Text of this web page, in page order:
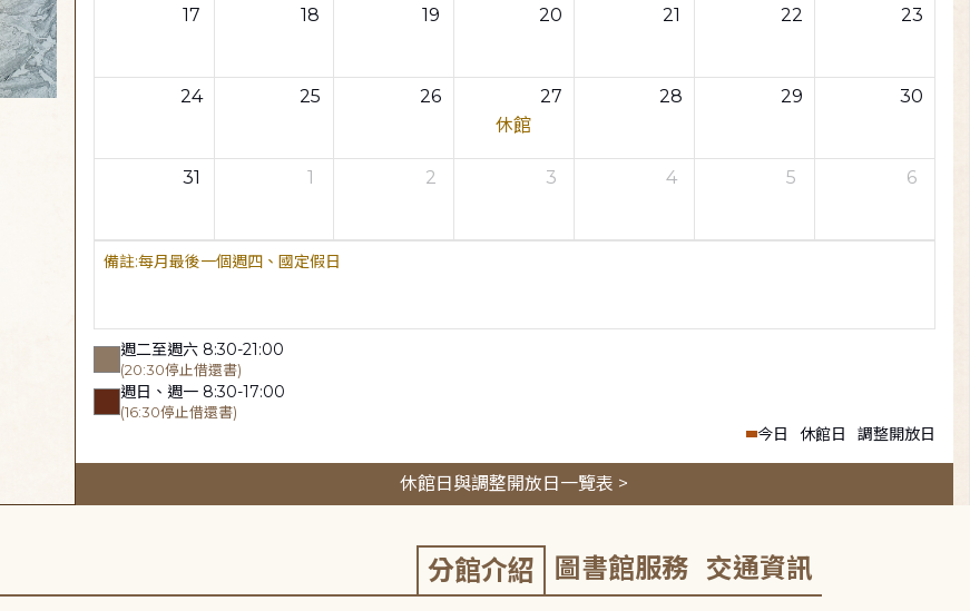
17 18 19 20 21 22 23
24 25 26
27
休館
28 29 30
31 1 2 3 4 5 6
每月最後一個週四、國定假日
週二至週六 8:30-21:00
(20:30停止借還書)
週日、週一 8:30-17:00
(16:30停止借還書)
今日 休館日 調整開放日
休館日與調整開放日一覽表 >
分館介紹 圖書館服務 交通資訊